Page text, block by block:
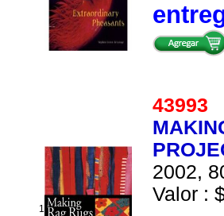
1
43993
2002,
Valor :